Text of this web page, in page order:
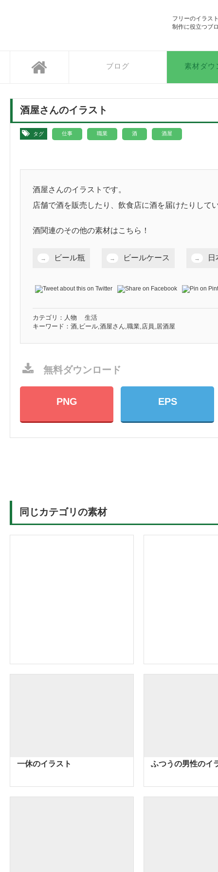
フリーのイラス
制作に役立つブ
ブログ 素材ダウ
酒屋さんのイラスト
タグ 仕事 職業 酒 酒屋
酒屋さんのイラストです。
店舗で酒を販売したり、飲食店に酒を届けたりして
酒関連のその他の素材はこちら！
ビール瓶 ビールケース
カテゴリ： 人物
生活
キーワード： 酒,ビール,酒屋さん,職業,店員,居酒屋
無料ダウンロード
PNG EPS
同じカテゴリの素材
一休のイラスト ふつうの男性のイ